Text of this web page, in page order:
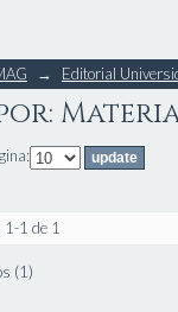
→ Editorial
1 de 1
(1)